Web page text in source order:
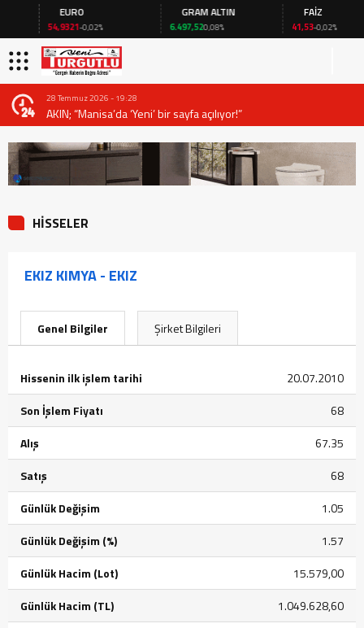
EURO
54,9321-0,02%
GRAM ALTIN
6.497,520,08%
FAİZ
41,53-0,02%
28 Temmuz 2026 - 19:28
AKIN; “Manisa’da ‘Yeni’ bir sayfa açılıyor!”
HİSSELER
EKIZ KIMYA - EKIZ
Genel Bilgiler Şirket Bilgileri
Hissenin ilk işlem tarihi
20.07.2010
Son İşlem Fiyatı
68
Alış
67.35
Satış
68
Günlük Değişim
1.05
Günlük Değişim (%)
1.57
Günlük Hacim (Lot)
15.579,00
Günlük Hacim (TL)
1.049.628,60